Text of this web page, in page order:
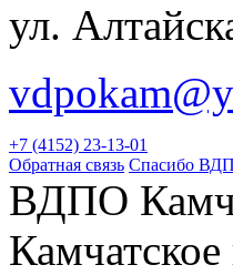
ул.
+7 (4152) 23-13-01
Обратная связь Спасибо
ВДПО